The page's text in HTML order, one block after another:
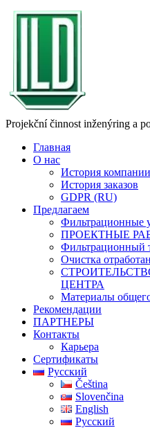
Projekční činnost inženýring a
Главная
О нас
История компании
История заказов
GDPR (RU)
Предлагаем
Фильтрационные
ПРОЕКТНЫЕ
Фильтрационный
Очистка
ЦЕНТРА
Материалы
Рекомендации
ПАРТНЕРЫ
Контакты
Карьера
Сертификаты
Русский
Čeština
Slovenčina
English
Русский